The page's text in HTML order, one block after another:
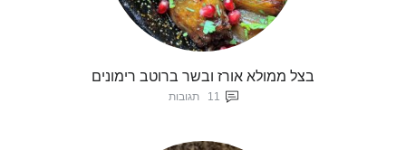
בצל ממולא אורז ובשר ברוטב רימונים
11 תגובות